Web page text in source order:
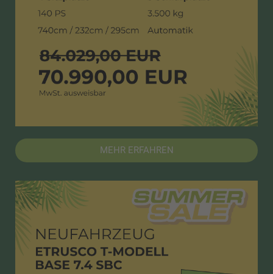
MEHR ERFAHREN